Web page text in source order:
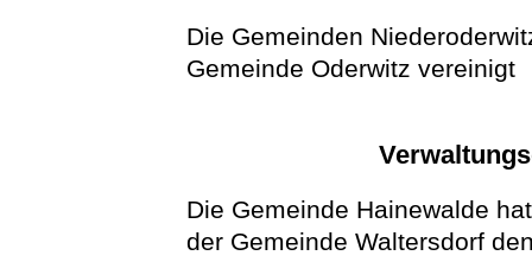
Die Gemeinden
Gemeinde Oderwitz vereinigt
Die Gemeinde Hainewalde
der Gemeinde Waltersdorf